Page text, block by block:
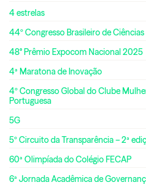
4 estrelas
44º Congresso Brasileiro de
48° Prêmio Expocom Nacional 2025
4ª Maratona de Inovação
4º Congresso Global do Clube
Portuguesa
5G
5º Circuito da Transparência – 2ª
60ª Olimpíada do Colégio FECAP
6ª Jornada Acadêmica de